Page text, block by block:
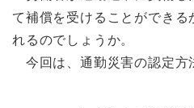
て補償を受けることができる
れるのでしょうか。
今回は、通勤災害の認定方